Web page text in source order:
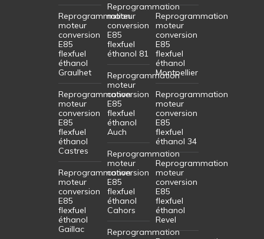
Reprogrammation
moteur
conversion
E85
flexfuel
éthanol
Graulhet
Reprogrammation
moteur
conversion
E85
flexfuel
éthanol
Castres
Reprogrammation
moteur
conversion
E85
flexfuel
éthanol
Gaillac
Reprogrammation
moteur
conversion
E85
flexfuel
éthanol 81
Reprogrammation
moteur
conversion
E85
flexfuel
éthanol
Auch
Reprogrammation
moteur
conversion
E85
flexfuel
éthanol
Cahors
Reprogrammation
Reprogrammation
moteur
conversion
E85
flexfuel
éthanol
Montpellier
Reprogrammation
moteur
conversion
E85
flexfuel
éthanol 34
Reprogrammation
moteur
conversion
E85
flexfuel
éthanol
Revel